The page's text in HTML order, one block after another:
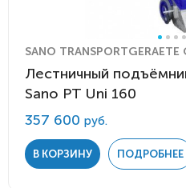
SANO TRANSPORTGERAETE
Лестничный
Sano PT Uni 160
357 600 руб.
В КОРЗИНУ ПОДРОБНЕЕ